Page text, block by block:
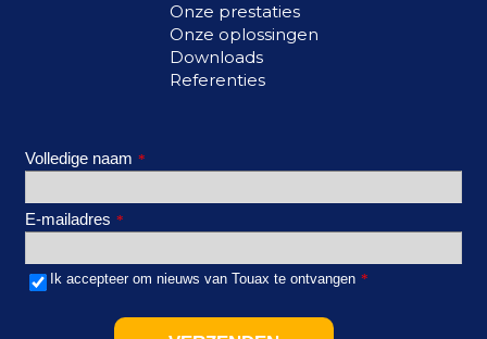
Onze prestaties
Onze oplossingen
Downloads
Referenties